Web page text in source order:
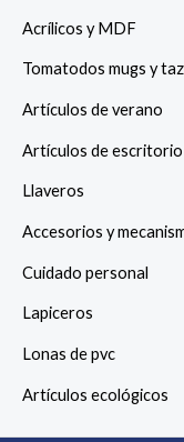
Acrílicos y MDF
Tomatodos mugs y
Artículos de verano
Artículos de escritorio
Llaveros
Accesorios y
Cuidado personal
Lapiceros
Lonas de pvc
Artículos ecológicos